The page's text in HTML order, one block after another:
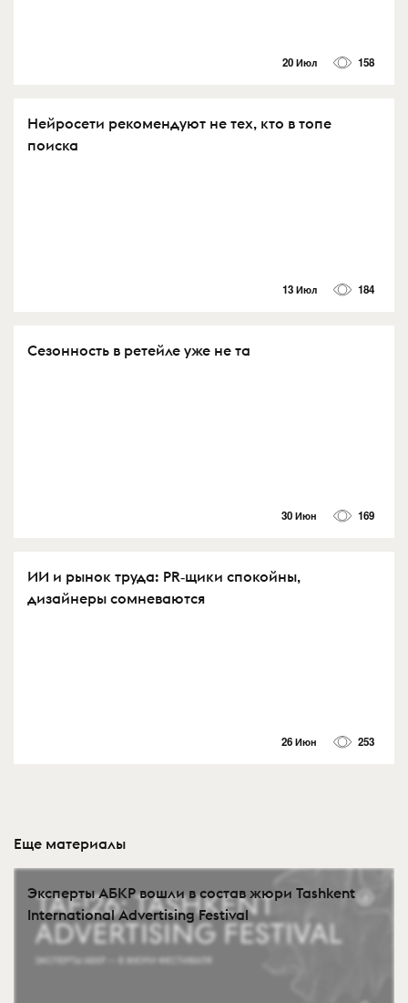
20 Июл 158
Нейросети рекомендуют не тех, кто в топе
поиска
13 Июл 184
Сезонность в ретейле уже не та
30 Июн 169
ИИ и рынок труда: PR‑щики спокойны,
дизайнеры сомневаются
26 Июн 253
Еще материалы
Эксперты АБКР вошли в состав жюри Tashkent
International Advertising Festival